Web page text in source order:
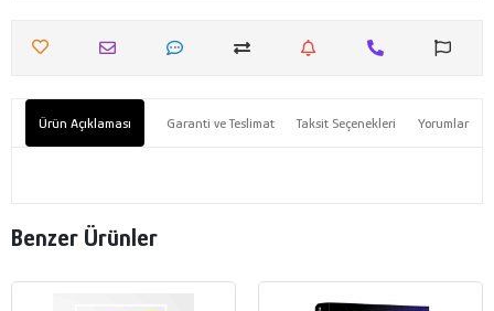
Ürün Açıklaması Garanti ve Teslimat Taksit Seçenekleri Yorumlar
Benzer Ürünler